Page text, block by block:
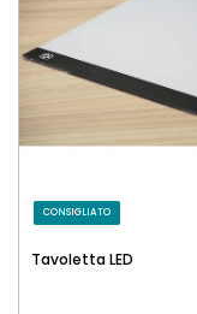
CONSIGLIATO
Tavoletta LED